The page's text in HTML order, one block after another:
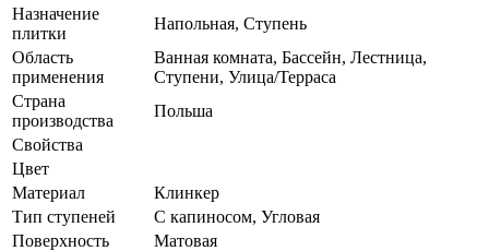
Назначение
плитки
Напольная, Ступень
Область
применения
Ванная комната, Бассейн, Лестница,
Ступени, Улица/Терраса
Страна
производства
Польша
Свойства
Цвет
Материал
Клинкер
Тип ступеней
С капиносом, Угловая
Поверхность
Матовая